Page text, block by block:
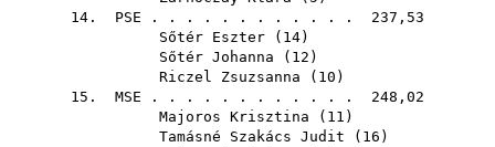
14. PSE . . . . . . . . . . . . 237,53
Sőtér Eszter ( 14)
Sőtér Johanna ( 12 )
Riczel Zsuzsanna ( 10 )
15. MSE . . . . . . . . . . . . 248,02
Majoros Krisztina ( 11 )
Tamásné Szakács Judit ( 16 )